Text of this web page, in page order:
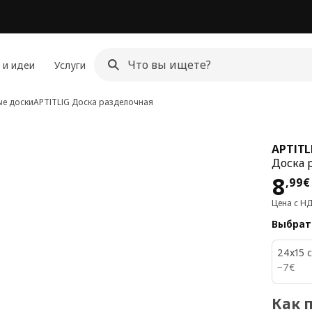
идеи Услуги
доскиAPTITLIG Доска разделочная
Доска
8,99€
Цена с
24x15
−7€
7€
Как